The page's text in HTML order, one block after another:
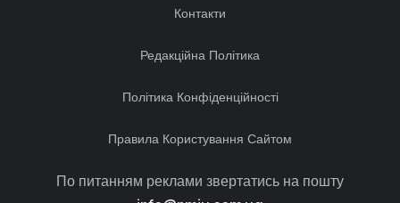
Контакти
Редакційна Політика
Політика Конфіденційності
Правила Користування Сайтом
По питанням реклами звертатись на пошту